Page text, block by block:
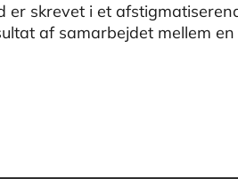
er skrevet i et
af samarbejdet mellem